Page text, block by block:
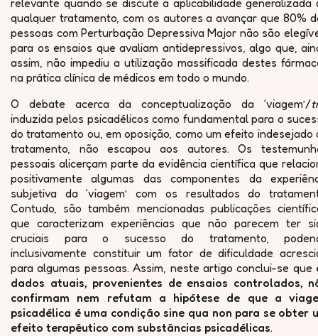
relevante quando se discute a aplicabilidade generalizada
qualquer tratamento, com os autores a avançar que 80%
pessoas com Perturbação Depressiva Major não são
para os ensaios que avaliam antidepressivos, algo que,
assim, não impediu a utilização massificada destes
na prática clínica de médicos em todo o mundo.
O debate acerca da conceptualização da ‘viagem’/
induzida pelos psicadélicos como fundamental para o
do tratamento ou, em oposição, como um efeito indesejado
tratamento, não escapou aos autores. Os
pessoais alicerçam parte da evidência científica que
positivamente algumas das componentes da
subjetiva da ‘viagem’ com os resultados do
Contudo, são também mencionadas publicações
que caracterizam experiências que não parecem ter
cruciais para o sucesso do tratamento,
inclusivamente constituir um fator de dificuldade
para algumas pessoas. Assim, neste artigo conclui-se que
dados atuais, provenientes de ensaios controlados,
confirmam nem refutam a hipótese de que a
psicadélica é uma condição sine qua non para se obter
efeito terapêutico com substâncias psicadélicas.